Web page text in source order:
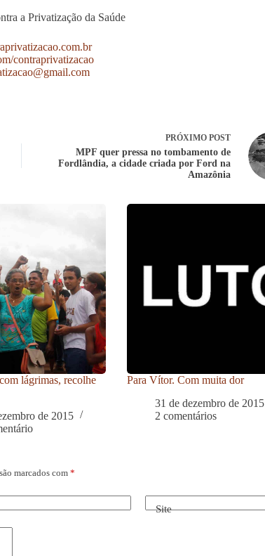
a Privatização da Saúde
contraprivatizacao
PRÓXIMO POST
MPF quer pressa no tombamento de
Fordlândia, a cidade criada por Ford na
Amazônia
lágrimas, recolhe
de 2015
Para Vítor. Com muita dor
31 de dezembro de 2015
2 comentários
marcados com *
Site